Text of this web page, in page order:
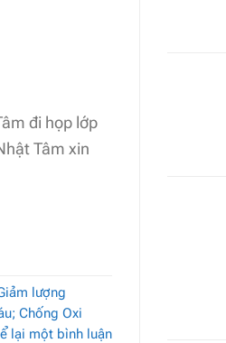
đi họp lớp
Tâm xin
lượng
Chống Oxi
lại một bình luận